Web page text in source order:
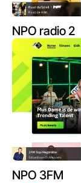
NPO radio 2
NPO 3FM